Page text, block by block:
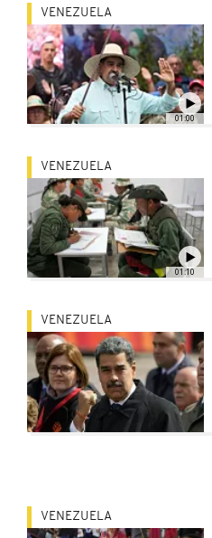
01:00
VENEZUELA
01:10
VENEZUELA
VENEZUELA
VENEZUELA